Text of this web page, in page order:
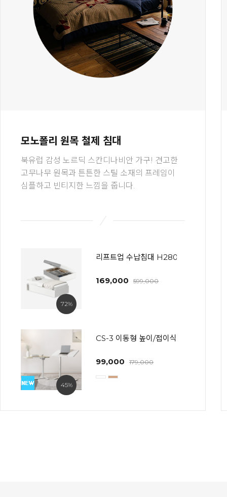
모노폴리 원목 철제 침대
북유럽 감성 노르딕 스칸디나비안 가구! 견고한
고무나무 원목과 튼튼한 스틸 소재의 프레임이
심플하고 빈티지한 느낌을 줍니다.
72%
리프트업 수납침대 H280~600 프레임
169,000 599,000
45%
CS-3 이동형 높이/접이식 사이드테이블(
99,000 179,000